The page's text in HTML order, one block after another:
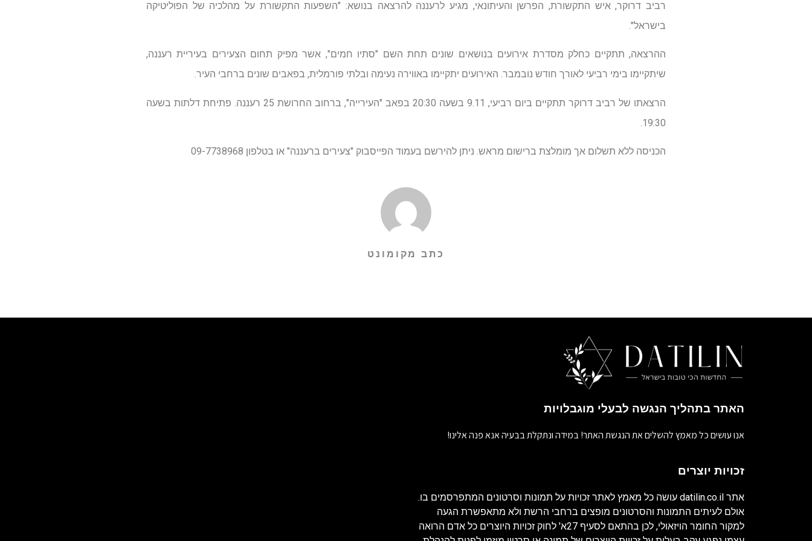
רביב דרוקר, איש התקשורת, הפרשן והעיתונאי, מגיע לרעננה להרצאה בנושא: "השפעות התקשורת על מהלכיה של הפוליטיקה
בישראל".
ההרצאה, תתקיים כחלק מסדרת אירועים בנושאים שונים תחת השם "סתיו חמים", אשר מפיק תחום הצעירים בעיריית רעננה,
שיתקיימו בימי רביעי לאורך חודש נובמבר. האירועים יתקיימו באווירה נעימה ובלתי פורמלית, בפאבים שונים ברחבי העיר.
הרצאתו של רביב דרוקר תתקיים ביום רביעי, 9.11 בשעה 20:30 בפאב "העירייה", ברחוב החרושת 25 רעננה. פתיחת דלתות בשעה
19:30.
הכניסה ללא תשלום אך מומלצת ברישום מראש. ניתן להירשם בעמוד הפייסבוק "צעירים ברעננה" או בטלפון 09-7738968
כתב מקומונט
האתר בתהליך הנגשה לבעלי מוגבלויות
אנו עושים כל מאמץ להשלים את הנגשת האתר! במידה ונתקלת בבעיה אנא פנה אלינו!
זכויות יוצרים
אתר datilin.co.il עושה כל מאמץ לאתר זכויות על תמונות וסרטונים המתפרסמים בו.
אולם לעיתים התמונות והסרטונים מופצים ברחבי הרשת ולא מתאפשרת הגעה
למקור החומר הויזאולי, לכן בהתאם לסעיף 27א' לחוק זכויות היוצרים כל אדם הרואה